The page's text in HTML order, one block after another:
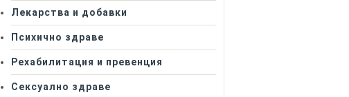
Лекарства и добавки
Психично здраве
Рехабилитация и превенция
Сексуално здраве